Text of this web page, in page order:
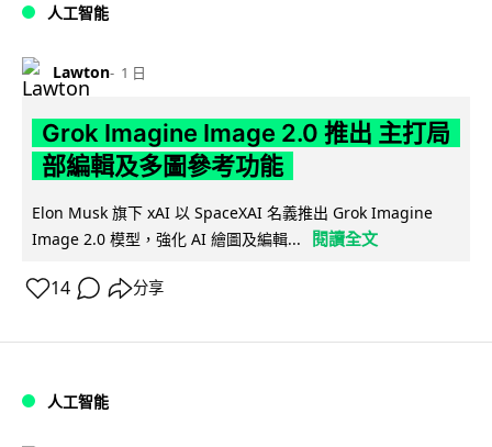
人工智能
Lawton 1 日
Grok Imagine Image 2.0 推出 主打局
部編輯及多圖參考功能
Elon Musk 旗下 xAI 以 SpaceXAI 名義推出 Grok Imagine
Image 2.0 模型，強化 AI 繪圖及編輯...
閱讀全文
14 分享
人工智能